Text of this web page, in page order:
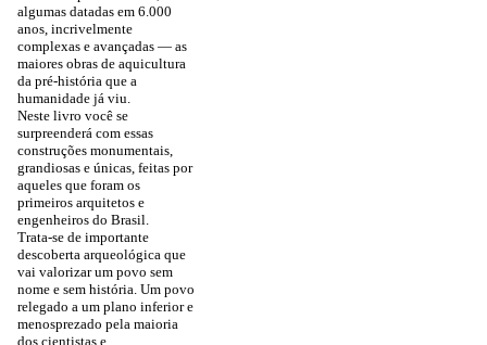
algumas datadas em 6.000
anos, incrivelmente
complexas e avançadas — as
maiores obras de aquicultura
da pré-história que a
humanidade já viu.
Neste livro você se
surpreenderá com essas
construções monumentais,
grandiosas e únicas, feitas por
aqueles que foram os
primeiros arquitetos e
engenheiros do Brasil.
Trata-se de importante
descoberta arqueológica que
vai valorizar um povo sem
nome e sem história. Um povo
relegado a um plano inferior e
menosprezado pela maioria
dos cientistas e